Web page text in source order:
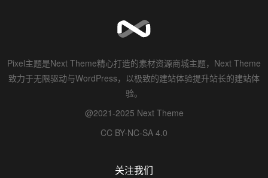
Pixel主题是Next Theme精心打造的素材资源商城主题，Next Theme
致力于无限驱动与WordPress，以极致的建站体验提升站长的建站体
验。
@2021-2025 Next Theme
CC BY-NC-SA 4.0
关注我们